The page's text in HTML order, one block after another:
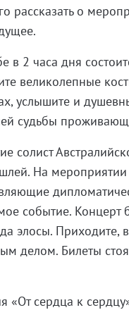
рассказать о
в 2 часа дня
великолепные
услышите и
судьбы
солист
На мероприятии
событие. Концерт
элосы. Приходите,
делом. Билеты
«От сердца к